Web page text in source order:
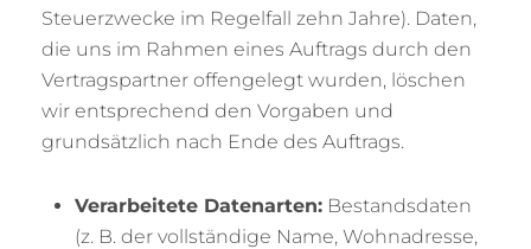
Steuerzwecke im Regelfall zehn Jahre). Daten,
die uns im Rahmen eines Auftrags durch den
Vertragspartner offengelegt wurden, löschen
wir entsprechend den Vorgaben und
grundsätzlich nach Ende des Auftrags.
Verarbeitete Datenarten: Bestandsdaten
(z. B. der vollständige Name, Wohnadresse,